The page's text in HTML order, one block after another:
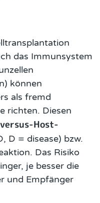
das Immunsystem
können
als fremd
richten. Diesen
Host-
D = disease) bzw.
Das Risiko
je besser die
und Empfänger